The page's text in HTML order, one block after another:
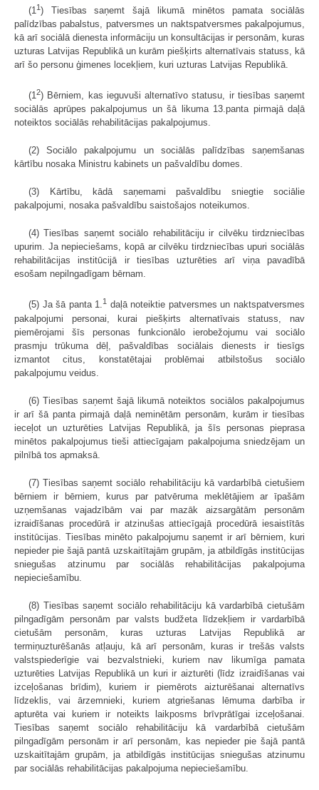
(11) Tiesības saņemt šajā likumā minētos pamata sociālās
palīdzības pabalstus, patversmes un naktspatversmes pakalpojumus,
kā arī sociālā dienesta informāciju un konsultācijas ir personām, kuras
uzturas Latvijas Republikā un kurām piešķirts alternatīvais statuss, kā
arī šo personu ģimenes locekļiem, kuri uzturas Latvijas Republikā.
(12) Bērniem, kas ieguvuši alternatīvo statusu, ir tiesības saņemt
sociālās aprūpes pakalpojumus un šā likuma 13.panta pirmajā daļā
noteiktos sociālās rehabilitācijas pakalpojumus.
(2) Sociālo pakalpojumu un sociālās palīdzības saņemšanas
kārtību nosaka Ministru kabinets un pašvaldību domes.
(3) Kārtību, kādā saņemami pašvaldību sniegtie sociālie
pakalpojumi, nosaka pašvaldību saistošajos noteikumos.
(4) Tiesības saņemt sociālo rehabilitāciju ir cilvēku tirdzniecības
upurim. Ja nepieciešams, kopā ar cilvēku tirdzniecības upuri sociālās
rehabilitācijas institūcijā ir tiesības uzturēties arī viņa pavadībā
esošam nepilngadīgam bērnam.
(5) Ja šā panta 1.1 daļā noteiktie patversmes un naktspatversmes
pakalpojumi personai, kurai piešķirts alternatīvais statuss, nav
piemērojami šīs personas funkcionālo ierobežojumu vai sociālo
prasmju trūkuma dēļ, pašvaldības sociālais dienests ir tiesīgs
izmantot citus, konstatētajai problēmai atbilstošus sociālo
pakalpojumu veidus.
(6) Tiesības saņemt šajā likumā noteiktos sociālos pakalpojumus
ir arī šā panta pirmajā daļā neminētām personām, kurām ir tiesības
ieceļot un uzturēties Latvijas Republikā, ja šīs personas pieprasa
minētos pakalpojumus tieši attiecīgajam pakalpojuma sniedzējam un
pilnībā tos apmaksā.
(7) Tiesības saņemt sociālo rehabilitāciju kā vardarbībā cietušiem
bērniem ir bērniem, kurus par patvēruma meklētājiem ar īpašām
uzņemšanas vajadzībām vai par mazāk aizsargātām personām
izraidīšanas procedūrā ir atzinušas attiecīgajā procedūrā iesaistītās
institūcijas. Tiesības minēto pakalpojumu saņemt ir arī bērniem, kuri
nepieder pie šajā pantā uzskaitītajām grupām, ja atbildīgās institūcijas
sniegušas atzinumu par sociālās rehabilitācijas pakalpojuma
nepieciešamību.
(8) Tiesības saņemt sociālo rehabilitāciju kā vardarbībā cietušām
pilngadīgām personām par valsts budžeta līdzekļiem ir vardarbībā
cietušām personām, kuras uzturas Latvijas Republikā ar
termiņuzturēšanās atļauju, kā arī personām, kuras ir trešās valsts
valstspiederīgie vai bezvalstnieki, kuriem nav likumīga pamata
uzturēties Latvijas Republikā un kuri ir aizturēti (līdz izraidīšanas vai
izceļošanas brīdim), kuriem ir piemērots aizturēšanai alternatīvs
līdzeklis, vai ārzemnieki, kuriem atgriešanas lēmuma darbība ir
apturēta vai kuriem ir noteikts laikposms brīvprātīgai izceļošanai.
Tiesības saņemt sociālo rehabilitāciju kā vardarbībā cietušām
pilngadīgām personām ir arī personām, kas nepieder pie šajā pantā
uzskaitītajām grupām, ja atbildīgās institūcijas sniegušas atzinumu
par sociālās rehabilitācijas pakalpojuma nepieciešamību.